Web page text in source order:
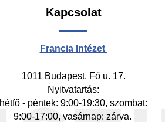
Kapcsolat
Francia Intézet
1011 Budapest, Fő u. 17.
Nyitvatartás:
hétfő - péntek: 9:00-19:30, szombat:
9:00-17:00, vasárnap: zárva.